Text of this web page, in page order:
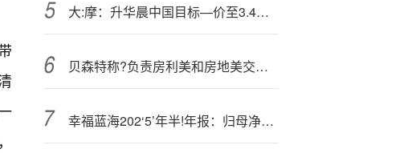
大:摩：升华晨中国目标—价至3.4港元 评级“与大市同步”
贝森特称?负责房利美和房地美交易事宜的银行将于9-10月左右选定
幸福蓝海202‘5’年半!年报：归母净利润863万元 同比扭亏为盈